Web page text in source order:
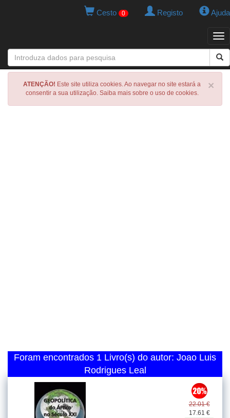
Cesto 0 Registo Ajuda
×
ATENÇÃO! Este site utiliza cookies. Ao navegar no site estará a
consentir a sua utilização. Saiba mais sobre o uso de cookies.
Foram encontrados 1 Livro(s) do autor: Joao Luis
Rodrigues Leal
22.01 €
17.61 €